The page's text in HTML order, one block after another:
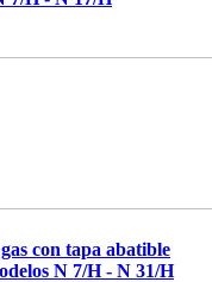
con tapa abatible
N 7/H - N 31/H